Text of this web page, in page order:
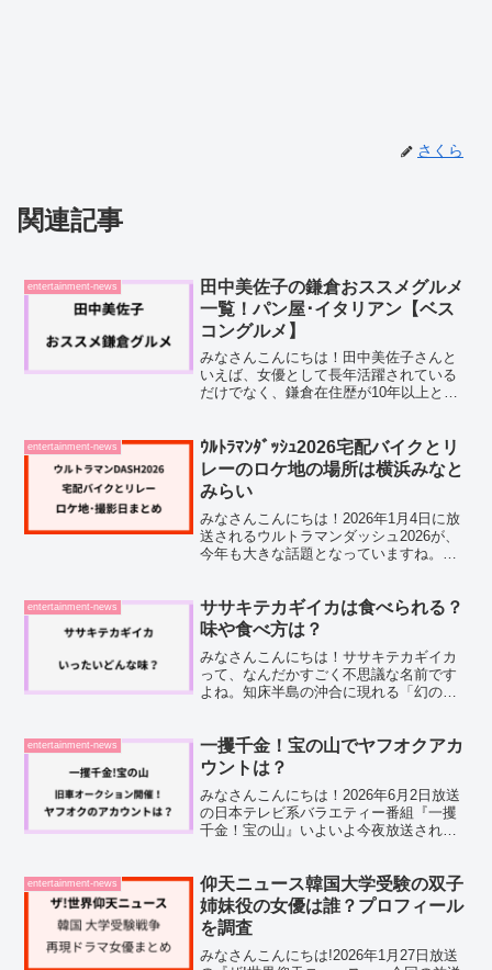
さくら
関連記事
entertainment-news
田中美佐子の鎌倉おススメグルメ
一覧！パン屋･イタリアン【ベス
コングルメ】
みなさんこんにちは！田中美佐子さんと
いえば、女優として長年活躍されている
だけでなく、鎌倉在住歴が10年以上とい
までに多くのお店を紹介されています。
そこで今回は、田中美佐...
entertainment-news
ｳﾙﾄﾗﾏﾝﾀﾞｯｼｭ2026宅配バイクとリ
レーのロケ地の場所は横浜みなと
みらい
みなさんこんにちは！2026年1月4日に放
送されるウルトラマンダッシュ2026が、
今年も大きな話題となっていますね。私
気で挑む姿は見ていてワクワクしますよ
ね！さて今回は...
entertainment-news
ササキテカギイカは食べられる？
味や食べ方は？
みなさんこんにちは！ササキテカギイカ
って、なんだかすごく不思議な名前です
よね。知床半島の沖合に現れる「幻の巨
ギイカが食べられるのかどうか、実際の
味や食べ方について掘り下...
entertainment-news
一攫千金！宝の山でヤフオクアカ
ウントは？
みなさんこんにちは！2026年6月2日放送
の日本テレビ系バラエティー番組『一攫
千金！宝の山』いよいよ今夜放送されま
さんや加藤浩次さん、そして加藤浩次商
事の新入社員として...
entertainment-news
仰天ニュース韓国大学受験の双子
姉妹役の女優は誰？プロフィール
を調査
みなさんこんにちは!2026年1月27日放送